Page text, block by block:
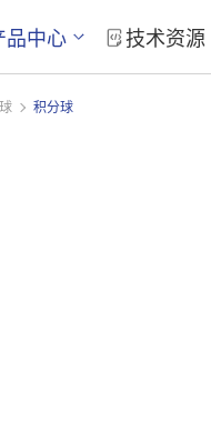
品中心 技术资源
积分球